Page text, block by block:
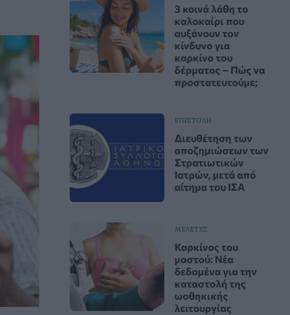
3 κοινά λάθη το
καλοκαίρι που
αυξάνουν τον
κίνδυνο για
καρκίνο του
δέρματος – Πώς να
προστατευτούμε;
ΕΠΙΣΤΟΛΗ
Διευθέτηση των
αποζημιώσεων των
Στρατιωτικών
Ιατρών, μετά από
αίτημα του ΙΣΑ
ΜΕΛΕΤΕΣ
Καρκίνος του
μαστού: Νέα
δεδομένα για την
καταστολή της
ωοθηκικής
λειτουργίας